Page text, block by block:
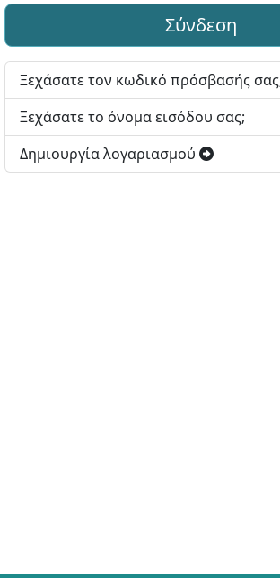
Σύνδεση
Ξεχάσατε τον κωδικό πρόσβασής
Ξεχάσατε το όνομα εισόδου σας;
Δημιουργία λογαριασμού